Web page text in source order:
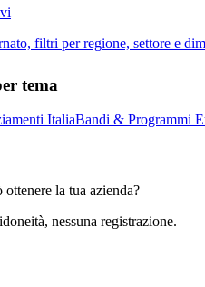
filtri per regione, settore e
tema
ItaliaBandi & Programmi
la tua azienda?
nessuna registrazione.